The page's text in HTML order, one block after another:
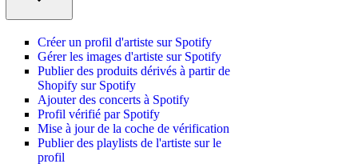
Créer un profil d'artiste sur Spotify
Gérer les images d'artiste sur Spotify
Publier des produits dérivés à partir de
Shopify sur Spotify
Ajouter des concerts à Spotify
Profil vérifié par Spotify
Mise à jour de la coche de vérification
Publier des playlists de l'artiste sur le
profil